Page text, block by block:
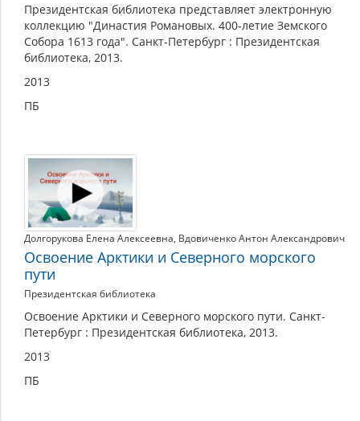
Президентская библиотека представляет электронную
коллекцию "Династия Романовых. 400-летие Земского
Собора 1613 года". Санкт-Петербург : Президентская
библиотека, 2013.
2013
ПБ
Долгорукова Елена Алексеевна, Вдовиченко Антон Александрович
Освоение Арктики и Северного морского
пути
Президентская библиотека
Освоение Арктики и Северного морского пути. Санкт-
Петербург : Президентская библиотека, 2013.
2013
ПБ